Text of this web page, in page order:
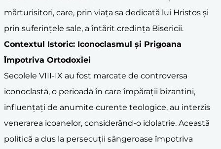
mărturisitori, care, prin viața sa dedicată lui Hristos și
prin suferințele sale, a întărit credința Bisericii.
Contextul Istoric: Iconoclasmul și Prigoana
Împotriva Ortodoxiei
Secolele VIII-IX au fost marcate de controversa
iconoclastă, o perioadă în care împărații bizantini,
influențați de anumite curente teologice, au interzis
venerarea icoanelor, considerând-o idolatrie. Această
politică a dus la persecuții sângeroase împotriva